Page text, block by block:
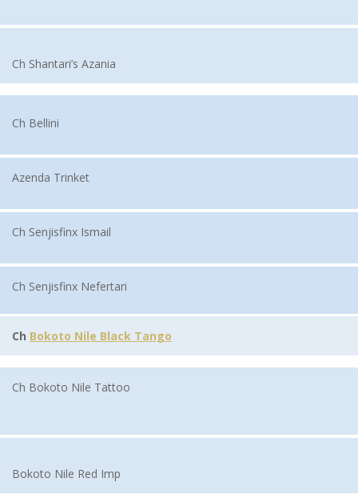
Ch Shantari’s Azania
Ch Bellini
Azenda Trinket
Ch Senjisfinx Ismail
Ch Senjisfinx Nefertari
Ch Bokoto Nile Black Tango
Ch Bokoto Nile Tattoo
Bokoto Nile Red Imp